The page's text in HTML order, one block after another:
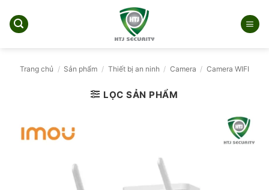
qua
Trang chủ / Sản phẩm / Thiết bị an ninh / Camera / Camera WIFI
LỌC SẢN PHẨM